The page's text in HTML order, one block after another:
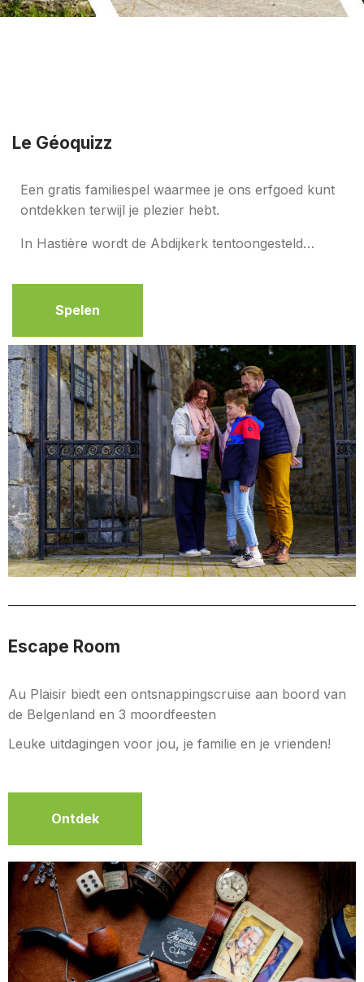
Le Géoquizz
Een gratis familiespel waarmee je ons erfgoed kunt
ontdekken terwijl je plezier hebt.
In Hastière wordt de Abdijkerk tentoongesteld…
Spelen
Escape Room
Au Plaisir biedt een ontsnappingscruise aan boord van
de Belgenland en 3 moordfeesten
Leuke uitdagingen voor jou, je familie en je vrienden!
Ontdek